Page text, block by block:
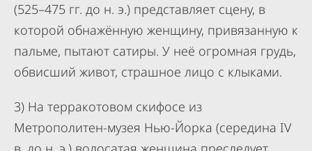
(525–475 гг. до н. э.) представляет сцену, в
которой обнажённую женщину, привязанную к
пальме, пытают сатиры. У неё огромная грудь,
обвисший живот, страшное лицо с клыками.
3) На терракотовом скифосе из
Метрополитен-музея Нью-Йорка (середина IV